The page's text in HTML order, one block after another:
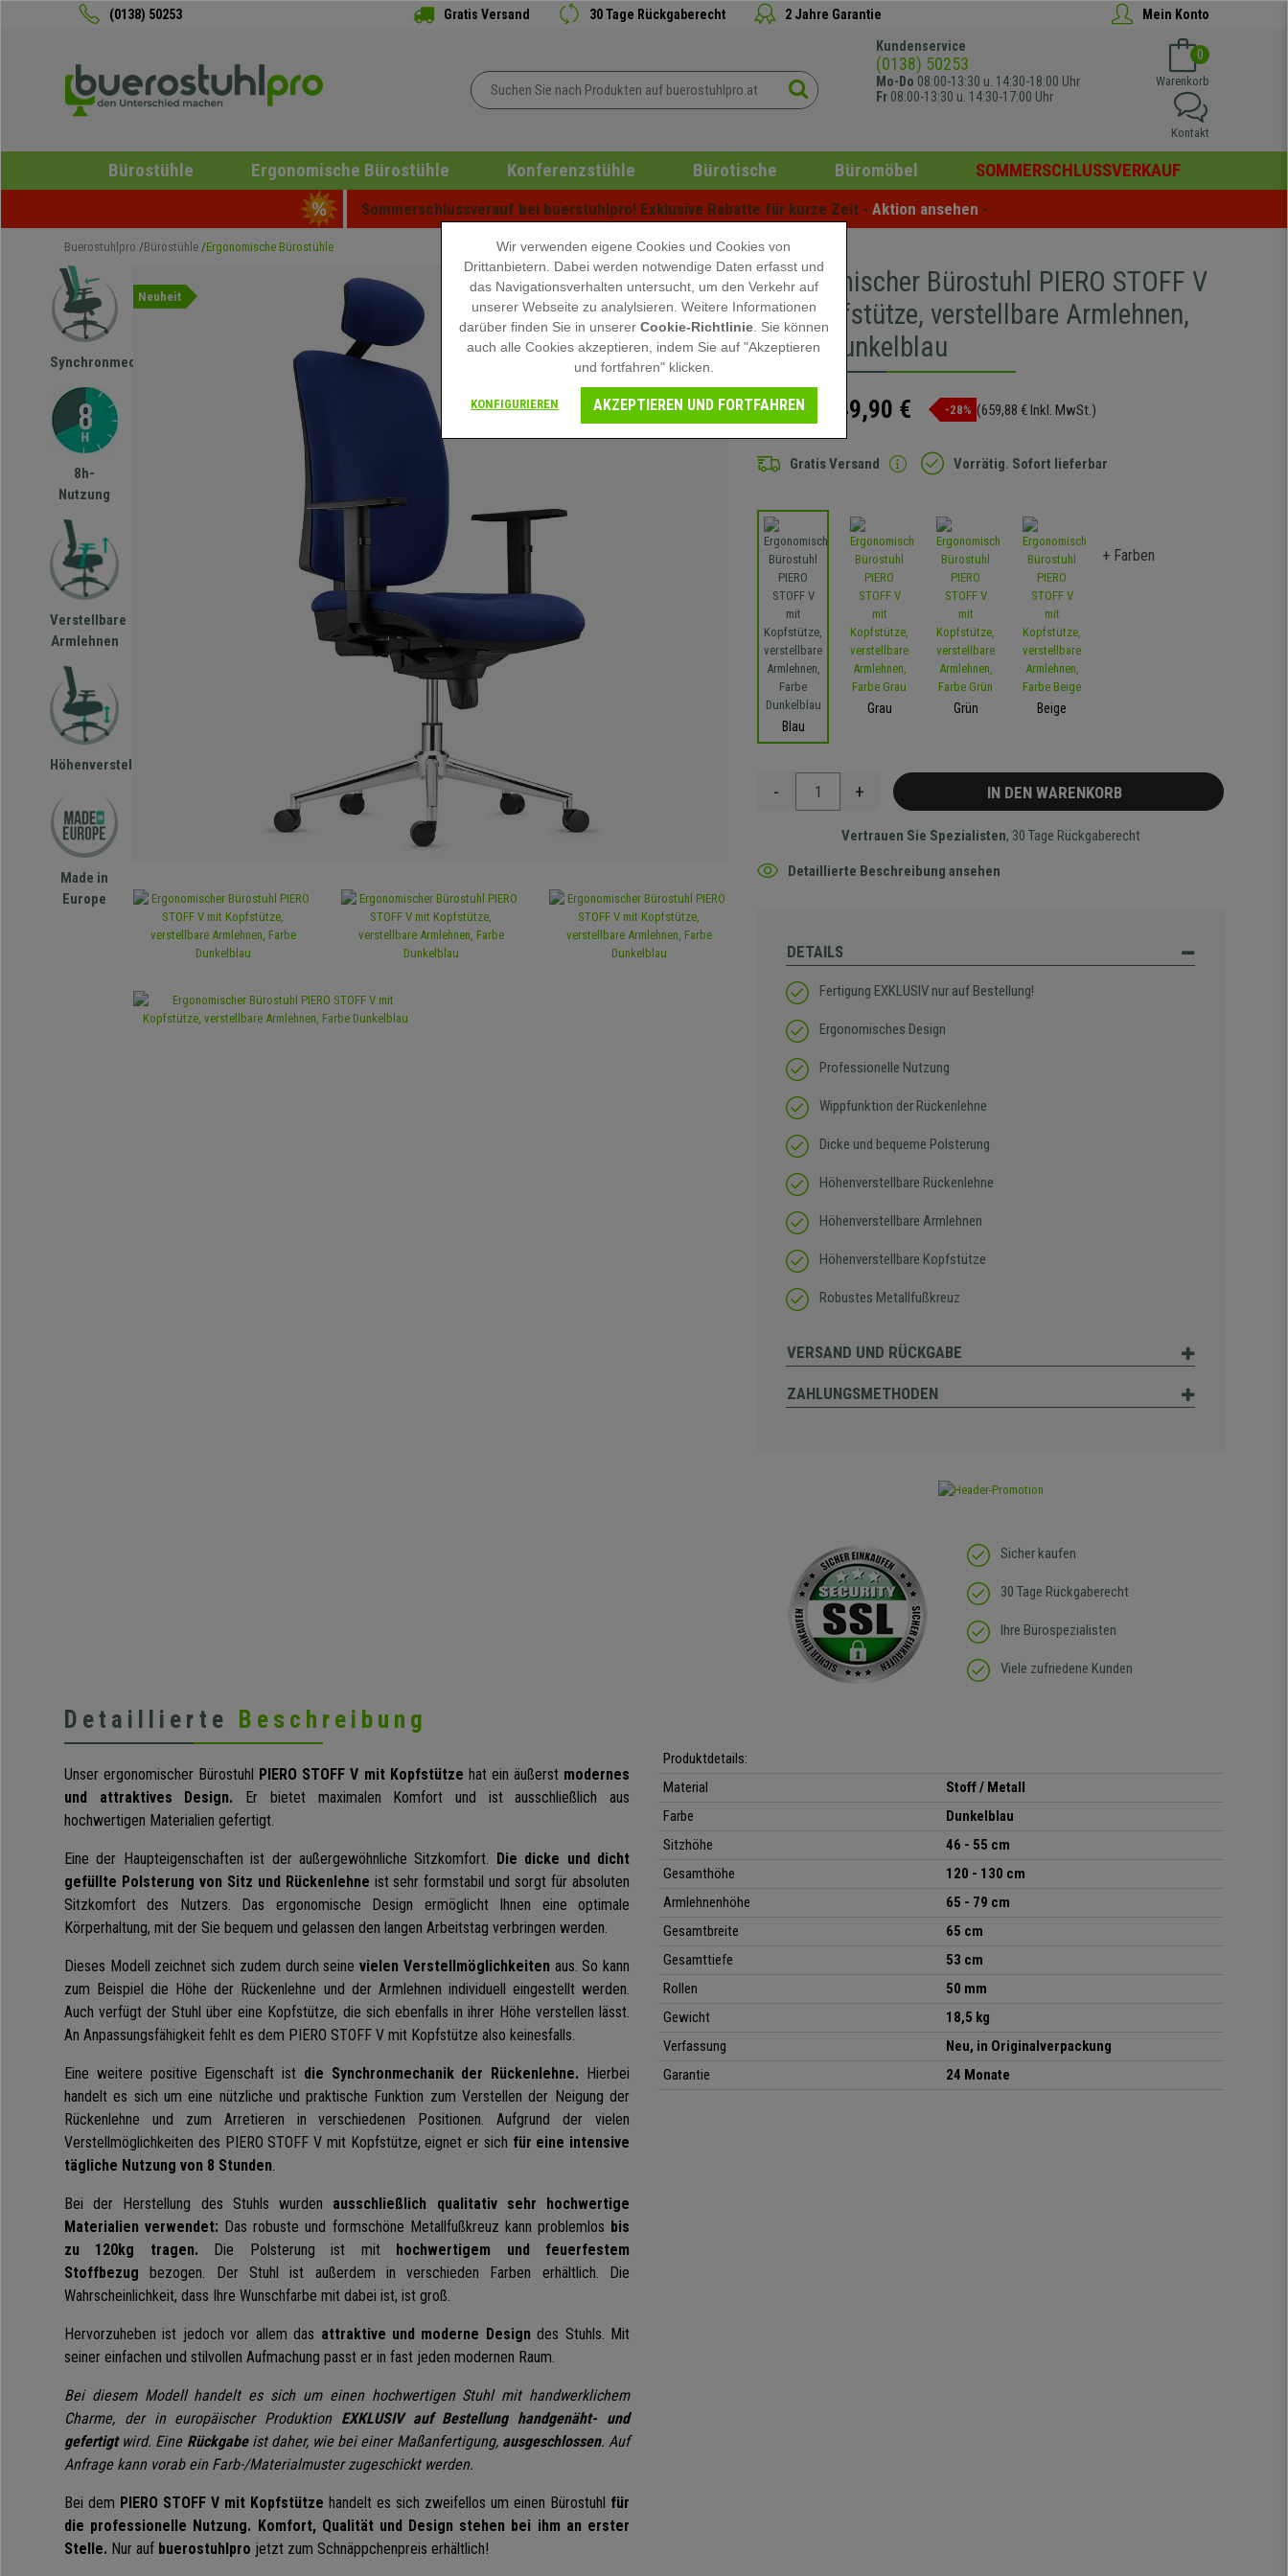
(0138) 50253 Gratis Versand 30 Tage Rückgaberecht 2 Jahre Garantie Mein Konto
Kundenservice
(0138) 50253
Mo-Do 08:00-13:30 u. 14:30-18:00 Uhr
Fr 08:00-13:30 u. 14:30-17:00 Uhr
0
Warenkorb
Kontakt
Bürostühle Ergonomische Bürostühle Konferenzstühle Bürotische Büromöbel SOMMERSCHLUSSVERKAUF
Sommerschlussverauf bei buerstuhlpro! Exklusive Rabatte für kurze Zeit - Aktion ansehen -
Buerostuhlpro Bürostühle Ergonomische Bürostühle
Synchronmechanik
8h-
Nutzung
Verstellbare
Armlehnen
Höhenverstellbar
Made in
Europe
Neuheit
Ergonomischer Bürostuhl PIERO STOFF V
mit Kopfstütze, verstellbare Armlehnen,
Farbe Dunkelblau
759,90 € 549,90 € -28% (659,88 € Inkl. MwSt.)
Gratis Versand Vorrätig. Sofort lieferbar
Blau
Grau Grün Beige
+ Farben
- + IN DEN WARENKORB
Vertrauen Sie Spezialisten, 30 Tage Rückgaberecht
Detaillierte Beschreibung ansehen
DETAILS
Fertigung EXKLUSIV nur auf Bestellung!
Ergonomisches Design
Professionelle Nutzung
Wippfunktion der Rückenlehne
Dicke und bequeme Polsterung
Höhenverstellbare Rückenlehne
Höhenverstellbare Armlehnen
Höhenverstellbare Kopfstütze
Robustes Metallfußkreuz
VERSAND UND RÜCKGABE
ZAHLUNGSMETHODEN
Sicher kaufen
30 Tage Rückgaberecht
Ihre Bürospezialisten
Viele zufriedene Kunden
Detaillierte Beschreibung
Unser ergonomischer Bürostuhl PIERO STOFF V mit Kopfstütze hat ein äußerstmodernes
und attraktives Design. Er bietet maximalen Komfort und ist ausschließlich aus
hochwertigen Materialien gefertigt.
Eine der Haupteigenschaften ist der außergewöhnliche Sitzkomfort. Die dicke und dicht
gefüllte Polsterung von Sitz und Rückenlehne ist sehr formstabil und sorgt für absoluten
Sitzkomfort des Nutzers. Das ergonomische Design ermöglicht Ihnen eine optimale
Körperhaltung, mit der Sie bequem und gelassen den langen Arbeitstag verbringen werden.
Dieses Modell zeichnet sich zudem durch seine vielen Verstellmöglichkeitenaus. So kann
zum Beispiel die Höhe der Rückenlehne und der Armlehnen individuell eingestellt werden.
Auch verfügt der Stuhl über eine Kopfstütze, die sich ebenfalls in ihrer Höhe verstellen lässt.
An Anpassungsfähigkeit fehlt es dem PIERO STOFF V mit Kopfstütze also keinesfalls.
Eine weitere positive Eigenschaft ist die Synchronmechanik der Rückenlehne. Hierbei
handelt es sich um eine nützliche und praktische Funktion zum Verstellen der Neigung der
Rückenlehne und zum Arretieren in verschiedenen Positionen. Aufgrund der vielen
Verstellmöglichkeiten des PIERO STOFF V mit Kopfstütze, eignet er sich für eine intensive
tägliche Nutzung von 8 Stunden.
Bei der Herstellung des Stuhls wurden ausschließlich qualitativ sehr hochwertige
Materialien verwendet: Das robuste und formschöne Metallfußkreuz kann problemlos bis
zu 120kg tragen. Die Polsterung ist mit hochwertigem und feuerfestem
Stoffbezug bezogen. Der Stuhl ist außerdem in verschieden Farben erhältlich. Die
Wahrscheinlichkeit, dass Ihre Wunschfarbe mit dabei ist, ist groß.
Hervorzuheben ist jedoch vor allem das attraktive und moderne Designdes Stuhls. Mit
seiner einfachen und stilvollen Aufmachung passt er in fast jeden modernen Raum.
Bei diesem Modell handelt es sich um einen hochwertigen Stuhl mit handwerklichem
Charme, der in europäischer Produktion EXKLUSIV auf Bestellung handgenäht- und
gefertigtwird. Eine Rückgabeist daher, wie bei einer Maßanfertigung, ausgeschlossen. Auf
Anfrage kann vorab ein Farb-/Materialmuster zugeschickt werden.
Bei dem PIERO STOFF V mit Kopfstütze handelt es sich zweifellos um einen Bürostuhl für
die professionelle Nutzung. Komfort, Qualität und Design stehen bei ihm an erster
Stelle. Nur auf buerostuhlpro jetzt zum Schnäppchenpreis erhältlich!
Produktdetails:
Material
Stoff / Metall
Farbe
Dunkelblau
Sitzhöhe
46 - 55 cm
Gesamthöhe
120 - 130 cm
Armlehnenhöhe
65 - 79 cm
Gesamtbreite
65 cm
Gesamttiefe
53 cm
Rollen
50 mm
Gewicht
18,5 kg
Verfassung
Neu, in Originalverpackung
Garantie
24 Monate
Wir verwenden eigene Cookies und Cookies von
Drittanbietern. Dabei werden notwendige Daten erfasst und
das Navigationsverhalten untersucht, um den Verkehr auf
unserer Webseite zu analylsieren. Weitere Informationen
darüber finden Sie in unserer Cookie-Richtlinie. Sie können
auch alle Cookies akzeptieren, indem Sie auf "Akzeptieren
und fortfahren" klicken.
KONFIGURIEREN AKZEPTIEREN UND FORTFAHREN